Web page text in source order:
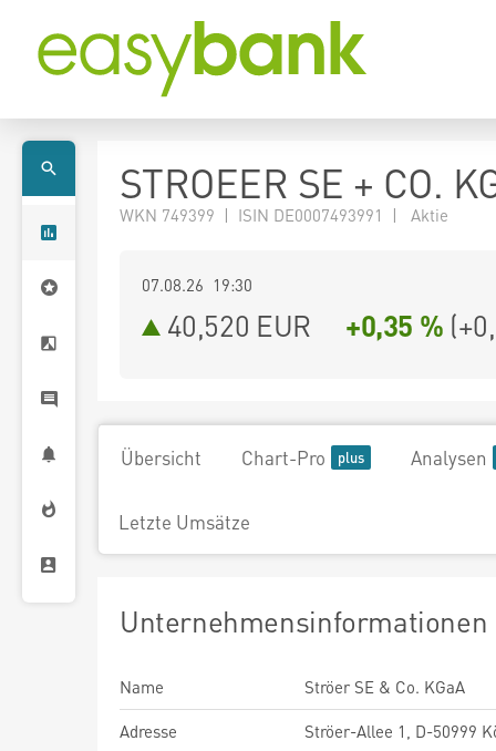
STROEER SE + CO.
WKN 749399 | ISIN DE0007493991 | Aktie
07.08.26 19:30
40,520 EUR +0,35 % (
Übersicht Chart-Pro Analysen
Letzte Umsätze
Unternehmensinformationen
Name
Ströer SE & Co. KGaA
Adresse
Ströer-Allee 1, D-50999